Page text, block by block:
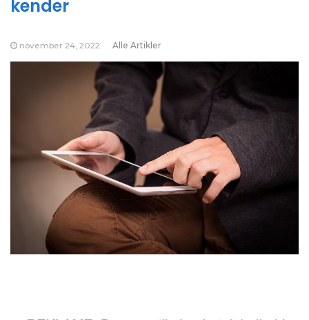
kender
november 24, 2022 Alle Artikler